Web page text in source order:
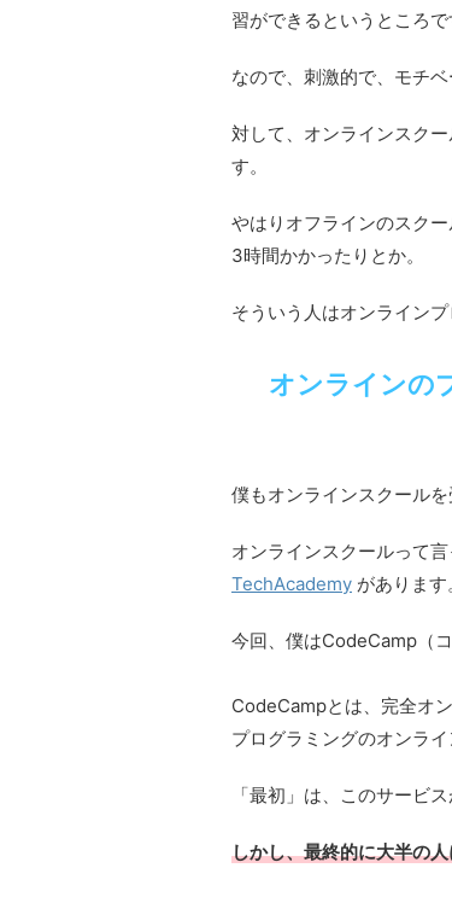
習ができるというところで
なので、刺激的で、モチ
対して、オンラインスク
す。
やはりオフラインのスク
3時間かかったりとか。
そういう人はオンライン
オンラインの
僕もオンラインスクールを
オンラインスクールって
TechAcademy があります
今回、僕はCodeCamp（
CodeCampとは、完全オ
プログラミングのオンラ
「最初」は、このサービ
しかし、最終的に大半の